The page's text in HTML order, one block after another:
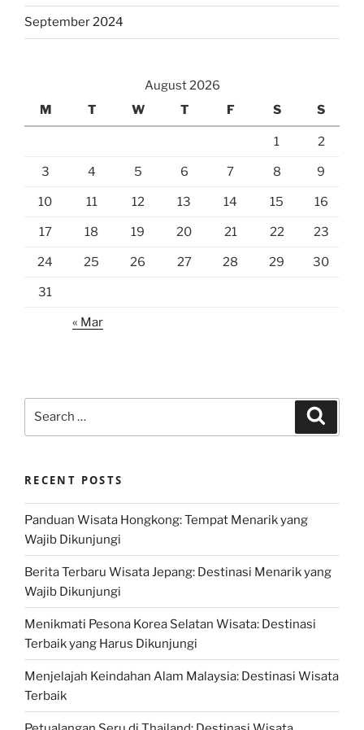
September 2024
August 2026
M
T W T F S S
1 2
3 4 5 6 7 8 9
10 11 12 13 14 15 16
17 18 19 20 21 22 23
24 25 26 27 28 29 30
31
« Mar
RECENT POSTS
Panduan Wisata Hongkong: Tempat Menarik yang
Wajib Dikunjungi
Berita Terbaru Wisata Jepang: Destinasi Menarik yang
Wajib Dikunjungi
Menikmati Pesona Korea Selatan Wisata: Destinasi
Terbaik yang Harus Dikunjungi
Menjelajah Keindahan Alam Malaysia: Destinasi Wisata
Terbaik